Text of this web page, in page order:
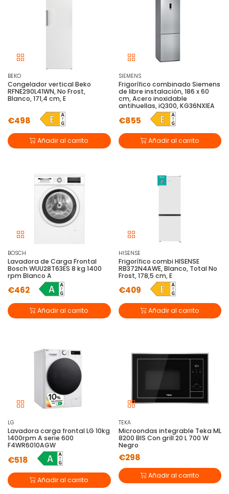
BEKO
Congelador vertical Beko
RFNE290L41WN, No Frost,
Blanco, 171,4 cm, E
€498
Añadir al carrito
SIEMENS
Frigorífico combinado Siemens
de libre instalación, 186 x 60
cm, Acero inoxidable
antihuellas, iQ300, KG36NXIEA
€855
Añadir al carrito
BOSCH
Lavadora de Carga Frontal
Bosch WUU28T63ES 8 kg 1400
rpm Blanco A
€462
Añadir al carrito
HISENSE
Frigorífico combi HISENSE
RB372N4AWE, Blanco, Total No
Frost, 178,5 cm, E
€409
Añadir al carrito
LG
Lavadora carga frontal LG 10kg
1400rpm A serie 600
F4WR6010AGW
€518
Añadir al carrito
TEKA
Microondas integrable Teka ML
8200 BIS Con grill 20 L 700 W
Negro
€298
Añadir al carrito